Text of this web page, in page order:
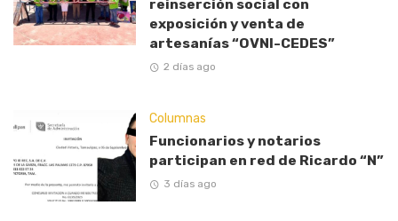
reinserción social con
exposición y venta de
artesanías “OVNI-CEDES”
2 días ago
Columnas
Funcionarios y notarios
participan en red de Ricardo “N”
3 días ago